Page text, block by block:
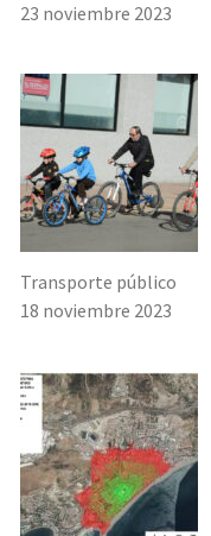
23 noviembre 2023
Transporte público
18 noviembre 2023